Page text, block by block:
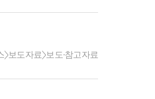
>보도자료>보도·참고자료